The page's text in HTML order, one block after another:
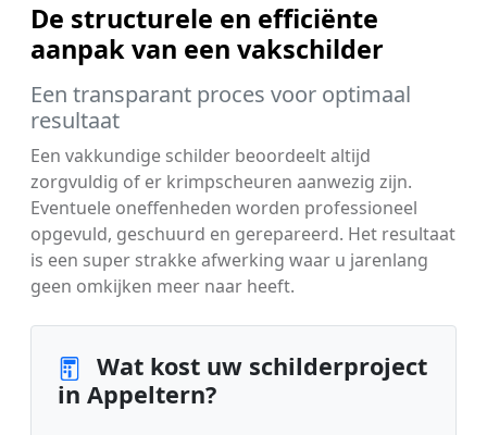
De structurele en efficiënte
aanpak van een vakschilder
Een transparant proces voor optimaal
resultaat
Een vakkundige schilder beoordeelt altijd
zorgvuldig of er krimpscheuren aanwezig zijn.
Eventuele oneffenheden worden professioneel
opgevuld, geschuurd en gerepareerd. Het resultaat
is een super strakke afwerking waar u jarenlang
geen omkijken meer naar heeft.
Wat kost uw schilderproject
in Appeltern?